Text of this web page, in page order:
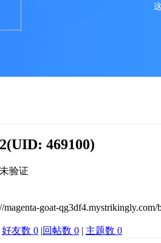
(UID: 469100)
未验证
magenta-goat-qg3df4.mystrikingly.com/
好友数 0 |回帖数 0 | 主题数 0